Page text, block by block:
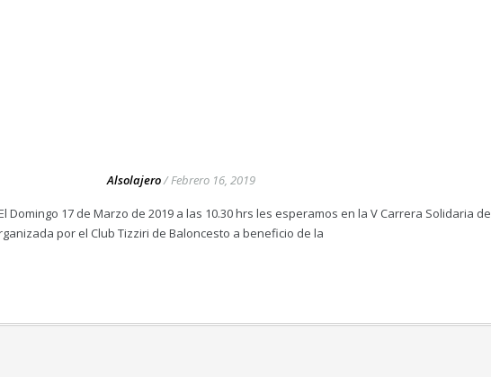
Alsolajero/Febrero 16, 2019
Domingo 17 de Marzo de 2019 a las 10.30 hrs les esperamos en la V Carrera Solidaria de
por el Club Tizziri de Baloncesto a beneficio de la